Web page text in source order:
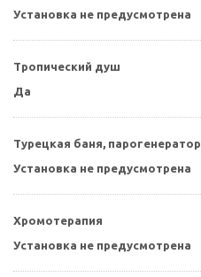
Установка не предусмотрена
Тропический душ
Да
Турецкая баня, парогенератор
Установка не предусмотрена
Хромотерапия
Установка не предусмотрена